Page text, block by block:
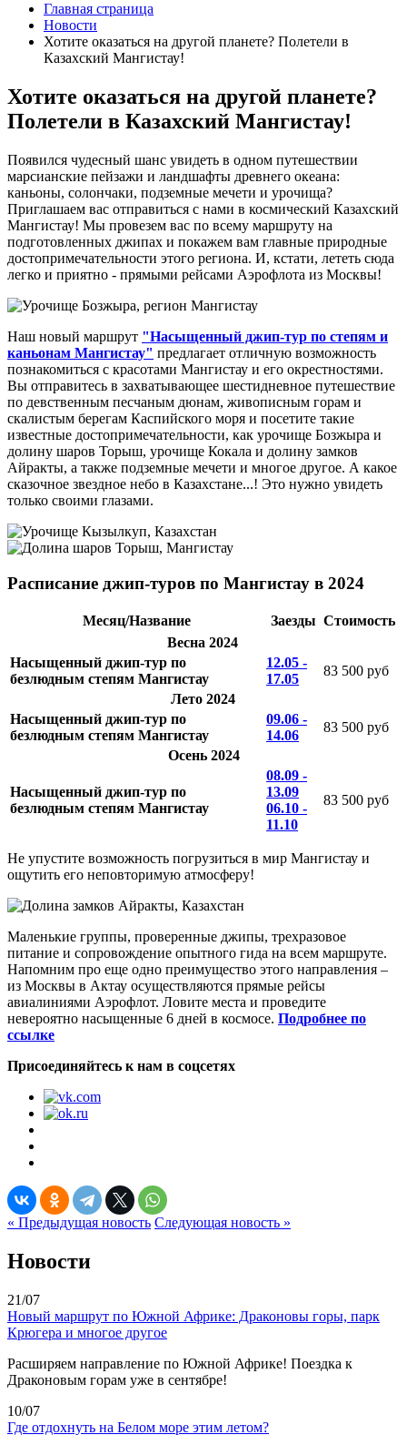
Главная страница
Новости
Хотите оказаться на другой планете? Полетели в
Казахский Мангистау!
Хотите оказаться на другой планете?
Полетели в Казахский Мангистау!
Появился чудесный шанс увидеть в одном путешествии
марсианские пейзажи и ландшафты древнего океана:
каньоны, солончаки, подземные мечети и урочища?
Приглашаем вас отправиться с нами в космический Казахский
Мангистау! Мы провезем вас по всему маршруту на
подготовленных джипах и покажем вам главные природные
достопримечательности этого региона. И, кстати, лететь сюда
легко и приятно - прямыми рейсами Аэрофлота из Москвы!
Наш новый маршрут "Насыщенный джип-тур по степям и
каньонам Мангистау" предлагает отличную возможность
познакомиться с красотами Мангистау и его окрестностями.
Вы отправитесь в захватывающее шестидневное путешествие
по девственным песчаным дюнам, живописным горам и
скалистым берегам Каспийского моря и посетите такие
известные достопримечательности, как урочище Бозжыра и
долину шаров Торыш, урочище Кокала и долину замков
Айракты, а также подземные мечети и многое другое. А какое
сказочное звездное небо в Казахстане...! Это нужно увидеть
только своими глазами.
Расписание джип-туров по Мангистау в 2024
Месяц/Название Заезды Стоимость
Весна 2024
Насыщенный джип-тур по
безлюдным степям Мангистау
12.05 -
17.05
83 500 руб
Лето 2024
Насыщенный джип-тур по
безлюдным степям Мангистау
09.06 -
14.06
83 500 руб
Осень 2024
Насыщенный джип-тур по
безлюдным степям Мангистау
08.09 -
13.09
06.10 -
11.10
83 500 руб
Не упустите возможность погрузиться в мир Мангистау и
ощутить его неповторимую атмосферу!
Маленькие группы, проверенные джипы, трехразовое
питание и сопровождение опытного гида на всем маршруте.
Напомним про еще одно преимущество этого направления –
из Москвы в Актау осуществляются прямые рейсы
авиалиниями Аэрофлот. Ловите места и проведите
невероятно насыщенные 6 дней в космосе. Подробнее по
ссылке
Присоединяйтесь к нам в соцсетях
« Предыдущая новость Следующая новость »
Новости
21/07
Новый маршрут по Южной Африке: Драконовы горы, парк
Крюгера и многое другое
Расширяем направление по Южной Африке! Поездка к
Драконовым горам уже в сентябре!
10/07
Где отдохнуть на Белом море этим летом?